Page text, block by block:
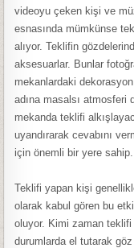
videoyu çeken kişi ve
esnasında mümkünse
alıyor. Teklifin
aksesuarlar. Bunlar
mekanlardaki
adına masalsı atmosferi
mekanda teklifi
uyandırarak cevabını
için önemli bir yere sahip.
Teklifi yapan kişi
olarak kabul gören bu
oluyor. Kimi zaman
durumlarda el tutarak